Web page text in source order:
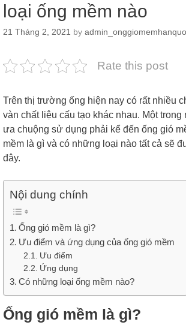
loại ống mềm nào
21 Tháng 2, 2021 by
Rate this post
Trên thị trường ống hiện nay có rất nhiều
vàn chất liệu cấu tạo khác nhau. Một
ưa chuộng sử dụng phải kể đến ống gió
mềm là gì và có những loại nào tất cả sẽ
đây.
Nội dung chính
Ống gió mềm là gì?
Ưu điểm và ứng dụng của ống gió mềm
Ưu điểm
Ứng dụng
Có những loại ống mềm nào?
Ống gió mềm là gì?